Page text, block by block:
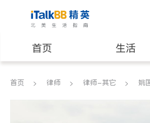
首页 生活
医生 律师
首页 律师 律师-其它 姚